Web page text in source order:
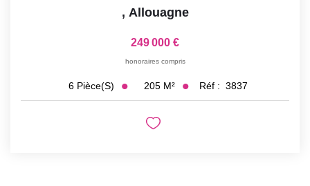
, Allouagne
249 000 €
honoraires compris
6 Pièce(s) 205 M² Réf : 3837